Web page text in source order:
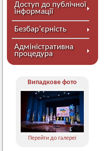
Доступ до публічної
інформації
Безбар’єрність
Адміністративна
процедура
Випадкове фото
Перейти до галереї